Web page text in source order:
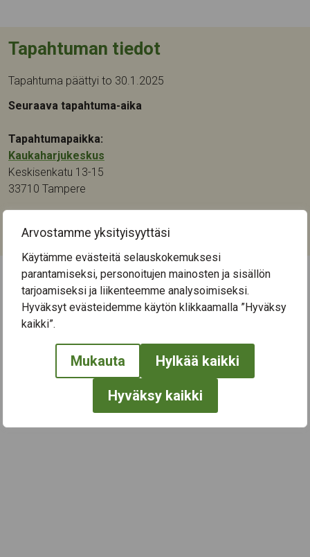
Arvostamme yksityisyyttäsi
Käytämme evästeitä selauskokemuksesi
parantamiseksi, personoitujen mainosten ja sisällön
tarjoamiseksi ja liikenteemme analysoimiseksi.
Hyväksyt evästeidemme käytön klikkaamalla ”Hyväksy
kaikki”.
Mukauta Hylkää kaikki
Hyväksy kaikki
Tapahtuman tiedot
Tapahtuma päättyi to 30.1.2025
Seuraava tapahtuma-aika
Tapahtumapaikka:
Kaukaharjukeskus
Keskisenkatu 13-15
33710 Tampere
Liikunta,Ohjaus ja neuvonta
← Näytä kaikki tapahtumat